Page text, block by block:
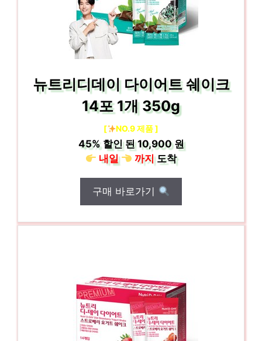
뉴트리디데이 다이어트 쉐이크
14포 1개 350g
[ NO.9 제품 ]
45%할인 된10,900 원
내일
까지도착
구매 바로가기